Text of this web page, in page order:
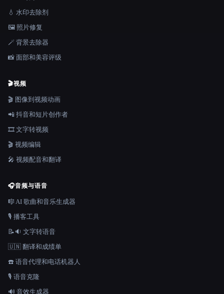
💧 水印去除剂
🖼️ 照片修复
🪄 背景去除器
📸 面部和美容评级
🎬视频
🎬 图像到视频动画
📲 抖音和短片创作者
🎞️ 文字转视频
🎬 视频编辑
🎤 视频配音和翻译
🎧音频与语音
🎼 AI 歌曲和音乐生成器
🎙️ 播客工具
📝🔉 文字转语音
🇺🇳 翻译和成绩单
☎️ 语音代理和电话机器人
🎙️ 语音克隆
🔊 音效生成器